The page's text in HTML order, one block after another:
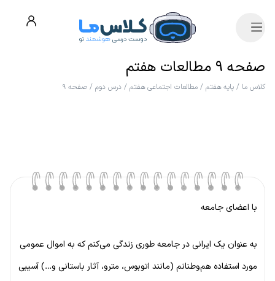
صفحه ۹ مطالعات هفتم
کلاس ما / پایه هفتم / مطالعات اجتماعی هفتم / درس دوم / صفحه ۹
با اعضای جامعه
به عنوان یک ایرانی در جامعه طوری زندگی می‌کنم که به اموال عمومی
مورد استفاده هم‌وطنانم (مانند اتوبوس، مترو، آثار باستانی و…) آسیبی